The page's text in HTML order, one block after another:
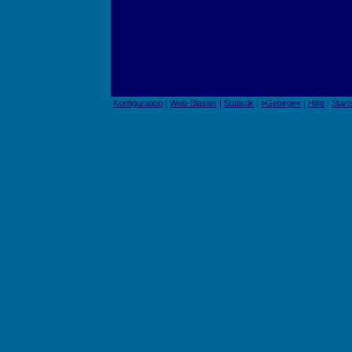
Konfiguration | Web-Blaster | Statistik | »Gebirge« | Hilfe |